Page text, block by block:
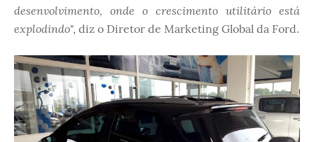
desenvolvimento, onde o crescimento utilitário está
explodindo", diz o Diretor de Marketing Global da Ford.